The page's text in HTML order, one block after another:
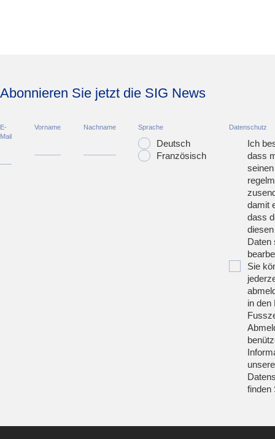
Abonnieren Sie jetzt die SIG News
E-
Mail
Vorname Nachname Sprache
Deutsch
Französisch
Datenschutz
Ich
dass
damit
dass
Daten
Sie
in den
finden